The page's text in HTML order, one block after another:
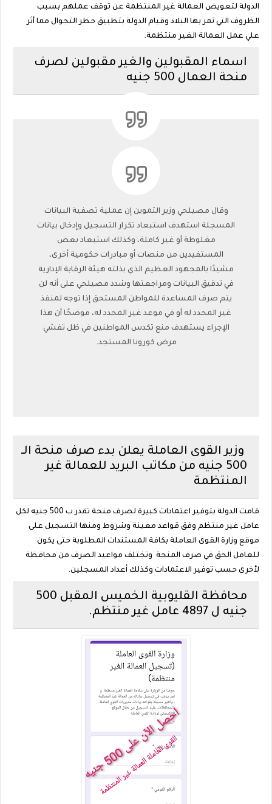
الدولة لتعويض العمالة غير المنتظمة عن توقف عملهم بسبب
الظروف التي تمر بها البلاد وقيام الدولة بتطبيق حظر التجوال مما أثر
علي عمل العمالة الغير منتظمة.
اسماء المقبولين والغير مقبولين لصرف
منحة العمال 500 جنيه
وقال مصيلحي وزير التموين إن عملية تصفية البيانات
المسجلة استهدف استبعاد تكرار التسجيل وإدخال بيانات
مغلوطة أو غير كاملة، وكذلك استبعاد بعض
المستفيدين من منصات أو مبادرات حكومية أخرى،
مشيدًا بالمجهود العظيم الذي بذلته هيئة الرقابة الإدارية
في تدقيق البيانات ومراجعتها وشدد مصيلحي على أنه لن
يتم صرف المساعدة للمواطن المستحق إذا توجه لمنفذ
غير المحدد له أو في موعد غير المحدد له، موضحًا أن هذا
الإجراء يستهدف منع تكدس المواطنين في ظل تفشي
مرض كورونا المستجد.
وزير القوى العاملة يعلن بدء صرف منحة الـ
500 جنيه من مكاتب البريد للعمالة غير
المنتظمة
قامت الدولة بتوفير اعتمادات كبيرة لصرف منحة تقدر ب 500 جنيه لكل
عامل غير منتظم وفق قواعد معينة وشروط ومنها التسجيل على
موقع وزارة القوى العاملة بكافة المستندات المطلوبة حتى يكون
للعامل الحق في صرف المنحة وتختلف مواعيد الصرف من محافظة
لأخرى حسب توفير الاعتمادات وكذلك أعداد المسجلين.
محافظة القليوبية الخميس المقبل 500
جنيه ل 4897 عامل غير منتظم.